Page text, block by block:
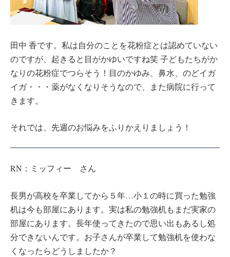
田中 香です。私は自分のことを花粉症とは認めていない
のですが、起きると目がかゆいですね笑 子どもたちがか
なりの花粉症でつらそう！目のかゆみ、鼻水、のどイガ
イガ・・・薬がなくなりそうなので、また病院に行って
きます。
それでは、先週のお悩みをふりかえりましょう！
RN：ミッフィー さん
長男が高校を卒業してから５年…小１の時に買った勉強
机は今も部屋にあります。実は私の勉強机もまだ実家の
部屋にあります。長年使ってきたので思い出もあるし処
分できないんです。お子さんが卒業して勉強机を使わな
くなったらどうしましたか？